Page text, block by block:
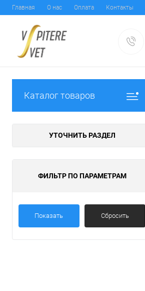
Главная О нас Оплата Контакты
Каталог товаров
УТОЧНИТЬ РАЗДЕЛ
ФИЛЬТР ПО ПАРАМЕТРАМ
Показать Сбросить